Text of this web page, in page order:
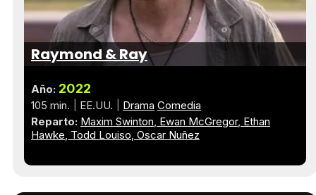
Raymond & Ray
Año: 2022
105 min. EE.UU. Drama Comedia
Reparto: Maxim Swinton Ewan McGregor Ethan
Hawke Todd Louiso Oscar Nuñez